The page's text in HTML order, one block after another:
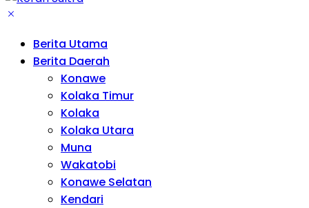
Berita Utama
Berita Daerah
Konawe
Kolaka Timur
Kolaka
Kolaka Utara
Muna
Wakatobi
Konawe Selatan
Kendari